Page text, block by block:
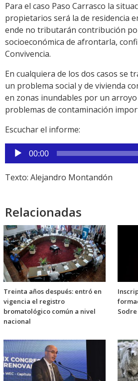
Para el caso Paso Carrasco la
propietarios será la de residencia
ende no tributarán contribución
socioeconómica de afrontarla,
Convivencia.
En cualquiera de los dos casos se
un problema social y de vivienda
en zonas inundables por un
problemas de contaminación
Escuchar el informe:
Reproductor
de
audio
00:00
Texto: Alejandro Montandón
Relacionadas
Treinta años después: entró en
vigencia el registro
bromatológico común a nivel
nacional
Sodre